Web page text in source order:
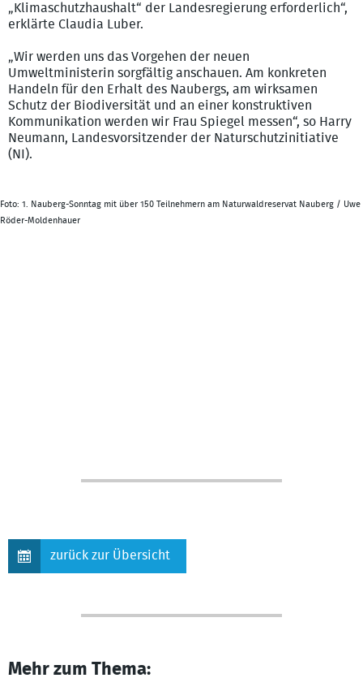
„Klimaschutzhaushalt“ der Landesregierung erforderlich“,
erklärte Claudia Luber.
„Wir werden uns das Vorgehen der neuen
Umweltministerin sorgfältig anschauen. Am konkreten
Handeln für den Erhalt des Naubergs, am wirksamen
Schutz der Biodiversität und an einer konstruktiven
Kommunikation werden wir Frau Spiegel messen“, so Harry
Neumann, Landesvorsitzender der Naturschutzinitiative
(NI).
Foto: 1. Nauberg-Sonntag mit über 150 Teilnehmern am Naturwaldreservat Nauberg / Uwe
Röder-Moldenhauer
zurück zur Übersicht
Mehr zum Thema: